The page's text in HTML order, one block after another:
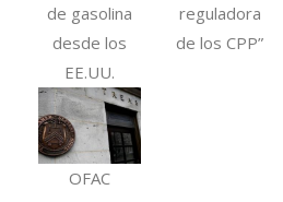
de gasolina
desde los
EE.UU.
reguladora
de los CPP”
OFAC